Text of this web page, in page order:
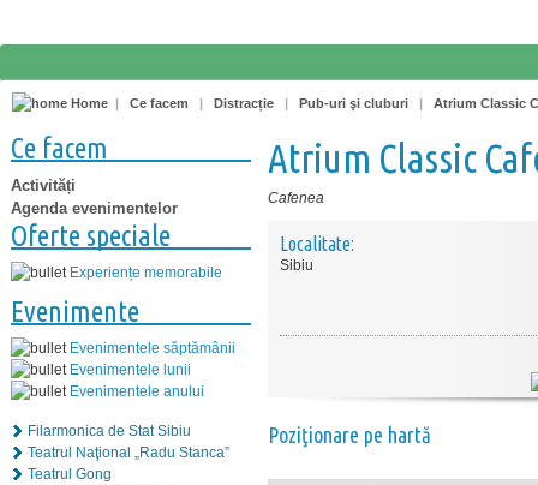
Home | Ce facem | Distracție | Pub-uri şi cluburi | Atrium Classic
Ce facem
Activități
Agenda evenimentelor
Oferte speciale
Experiențe memorabile
Evenimente
Evenimentele săptămânii
Evenimentele lunii
Evenimentele anului
Filarmonica de Stat Sibiu
Teatrul Naţional „Radu Stanca”
Teatrul Gong
Atrium Classic
Cafenea
Localitate:
Sibiu
Poziţionare pe hartă